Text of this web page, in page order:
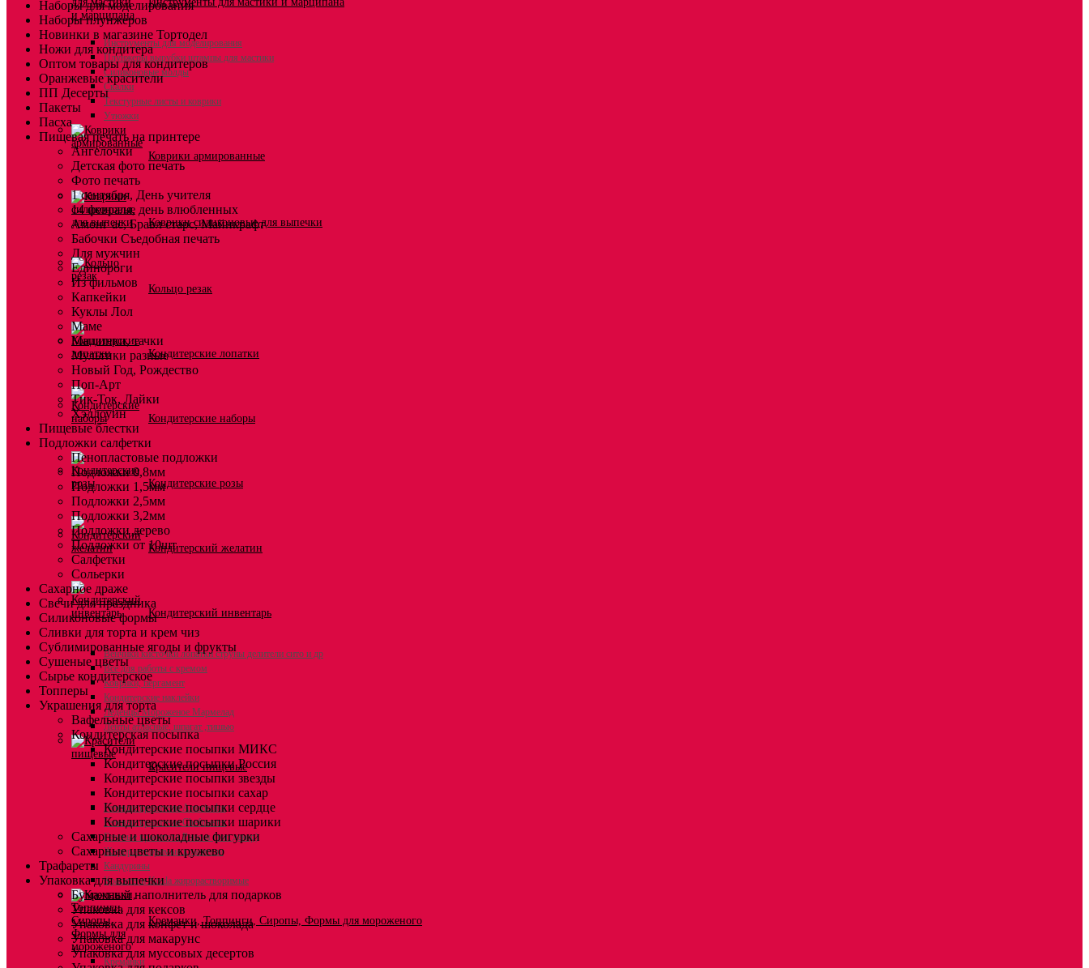
Инструменты для моделирования
Плунжеры вырубки штампы для мастики
Силиконовые молды
Скалки
Текстурные листы и коврики
Утюжки
Коврики армированные
Коврики силиконовые для выпечки
Кольцо резак
Кондитерские лопатки
Кондитерские наборы
Кондитерские розы
Кондитерский желатин
Кондитерский инвентарь
Венчики кисточки лопатки струны делители сито и др
Все для работы с кремом
Коврики, пергамент
Кондитерские наклейки
Леденцы Мороженое Мармелад
Ленты атласные, шпагат ,тишью
Красители пищевые
Гелевые красители Americolor
Гелевые красители Chefmaster
Гелевые красители Россия (топ декор)
Жирорастворимые красители
Кандурины
Красители Kreda жирорастворимые
Креманки, Топпинги, Сиропы, Формы для мороженого
Креманки
Наборы для моделирования
Наборы плунжеров
Новинки в магазине Тортодел
Ножи для кондитера
Оптом товары для кондитеров
Оранжевые красители
ПП Десерты
Пакеты
Пасха
Пищевая печать на принтере
Ангелочки
Детская фото печать
Фото печать
1 сентября, День учителя
14 февраля, день влюбленных
Амонг ас, Бравл старс, Майнкрафт
Бабочки Съедобная печать
Для мужчин
Единороги
Из фильмов
Капкейки
Куклы Лол
Маме
Машинки, тачки
Мультики разные
Новый Год, Рождество
Поп-Арт
Тик-Ток, Лайки
Хэллоуин
Пищевые блестки
Подложки салфетки
Пенопластовые подложки
Подложки 0,8мм
Подложки 1,5мм
Подложки 2,5мм
Подложки 3,2мм
Подложки дерево
Подложки от 10шт
Салфетки
Сольерки
Сахарное драже
Свечи для праздника
Силиконовые формы
Сливки для торта и крем чиз
Сублимированные ягоды и фрукты
Сушеные цветы
Сырье кондитерское
Топперы
Украшения для торта
Вафельные цветы
Кондитерская посыпка
Кондитерские посыпки МИКС
Кондитерские посыпки Россия
Кондитерские посыпки звезды
Кондитерские посыпки сахар
Кондитерские посыпки сердце
Кондитерские посыпки шарики
Сахарные и шоколадные фигурки
Сахарные цветы и кружево
Трафареты
Упаковка для выпечки
Бумажный наполнитель для подарков
Упаковка для кексов
Упаковка для конфет и шоколада
Упаковка для макарунс
Упаковка для муссовых десертов